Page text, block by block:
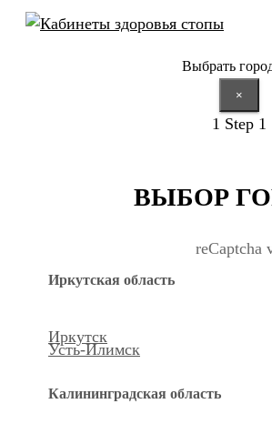
Выбрать
×
1 Step 1
ВЫБОР
reCaptcha
Иркутская область
Иркутск
Усть-Илимск
Калининградская область